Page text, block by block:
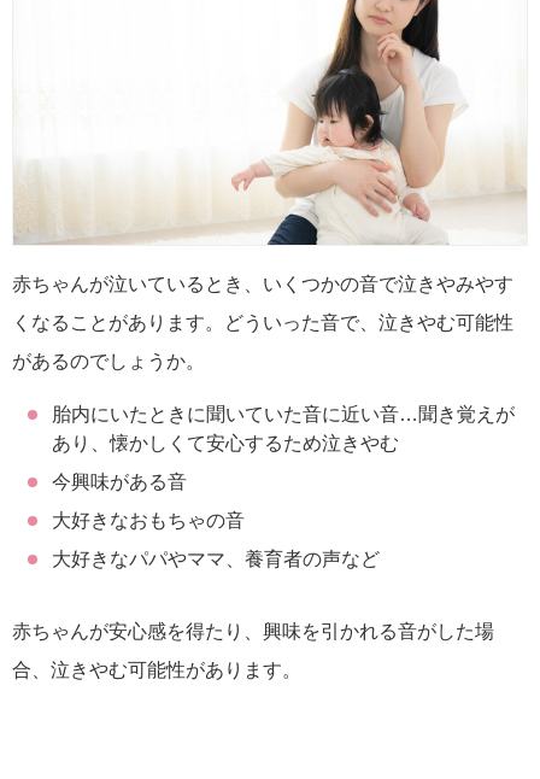
赤ちゃんが泣いているとき、いくつかの音で泣きやみやす
くなることがあります。どういった音で、泣きやむ可能性
があるのでしょうか。
胎内にいたときに聞いていた音に近い音…聞き覚えが
あり、懐かしくて安心するため泣きやむ
今興味がある音
大好きなおもちゃの音
大好きなパパやママ、養育者の声など
赤ちゃんが安心感を得たり、興味を引かれる音がした場
合、泣きやむ可能性があります。